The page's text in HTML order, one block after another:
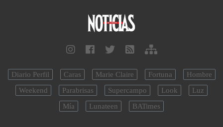
Diario Perfil Caras Marie Claire Fortuna
Hombre
Weekend
Parabrisas Supercampo Look
Luz
Mía
Lunateen BATimes